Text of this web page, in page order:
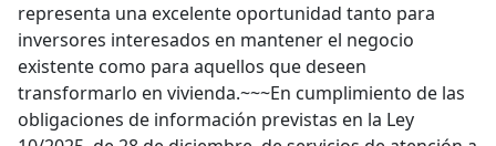
representa una excelente oportunidad tanto para
inversores interesados en mantener el negocio
existente como para aquellos que deseen
transformarlo en vivienda.~~~En cumplimiento de las
obligaciones de información previstas en la Ley